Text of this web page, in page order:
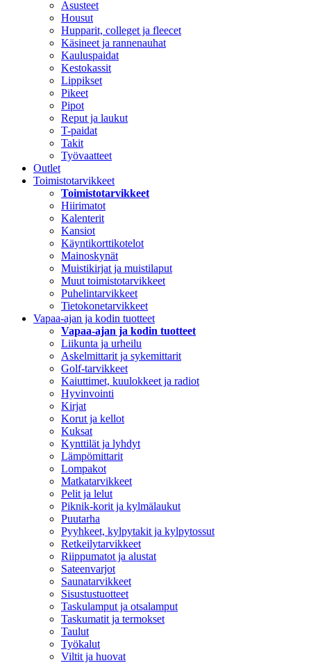
Asusteet
Housut
Hupparit, colleget ja fleecet
Käsineet ja rannenauhat
Kauluspaidat
Kestokassit
Lippikset
Pikeet
Pipot
Reput ja laukut
T-paidat
Takit
Työvaatteet
Outlet
Toimistotarvikkeet
Toimistotarvikkeet
Hiirimatot
Kalenterit
Kansiot
Käyntikorttikotelot
Mainoskynät
Muistikirjat ja muistilaput
Muut toimistotarvikkeet
Puhelintarvikkeet
Tietokonetarvikkeet
Vapaa-ajan ja kodin tuotteet
Vapaa-ajan ja kodin tuotteet
Liikunta ja urheilu
Askelmittarit ja sykemittarit
Golf-tarvikkeet
Kaiuttimet, kuulokkeet ja radiot
Hyvinvointi
Kirjat
Korut ja kellot
Kuksat
Kynttilät ja lyhdyt
Lämpömittarit
Lompakot
Matkatarvikkeet
Pelit ja lelut
Piknik-korit ja kylmälaukut
Puutarha
Pyyhkeet, kylpytakit ja kylpytossut
Retkeilytarvikkeet
Riippumatot ja alustat
Sateenvarjot
Saunatarvikkeet
Sisustustuotteet
Taskulamput ja otsalamput
Taskumatit ja termokset
Taulut
Työkalut
Viltit ja huovat